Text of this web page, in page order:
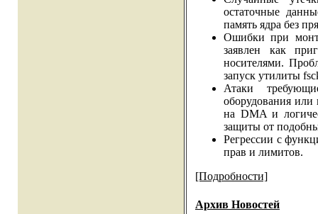
остаточные
память ядра без
Ошибки при
заявлен как
носителями.
запуск утилиты
Атаки
оборудования или
на DMA и
защиты от
Регрессии c
прав и лимитов.
[Подробности]
Архив Новостей